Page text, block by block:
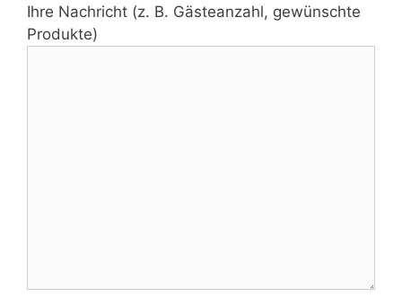
Ihre Nachricht (z. B. Gästeanzahl, gewünschte
Produkte)